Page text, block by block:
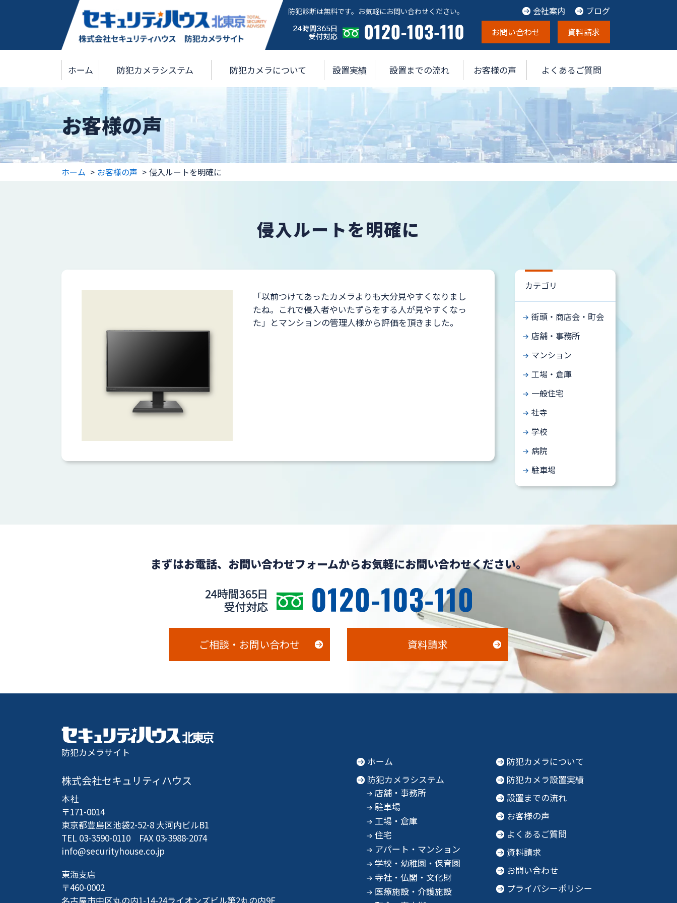
防犯診断は無料です。お気軽にお問い合わせください。 会社案内
ブログ
お問い合わせ
資料請求
ホーム 防犯カメラシステム 防犯カメラについて 設置実績 設置までの流れ お客様の声 よくあるご質問
お客様の声
ホーム お客様の声 侵入ルートを明確に
侵入ルートを明確に
「以前つけてあったカメラよりも大分見やすくなりまし
たね。これで侵入者やいたずらをする人が見やすくなっ
た」とマンションの管理人様から評価を頂きました。
カテゴリ
街頭・商店会・町会
店舗・事務所
マンション
工場・倉庫
一般住宅
社寺
学校
病院
駐車場
まずはお電話、お問い合わせフォームからお気軽にお問い合わせください。
ご相談・お問い合わせ 資料請求
防犯カメラサイト
株式会社セキュリティハウス
本社
〒171-0014
東京都豊島区池袋2-52-8 大河内ビルB1
TEL 03-3590-0110 FAX 03-3988-2074
info@securityhouse.co.jp
東海支店
〒460-0002
名古屋市中区丸の内1-14-24ライオンズビル第2丸の内9F
ホーム
防犯カメラシステム
店舗・事務所
駐車場
工場・倉庫
住宅
アパート・マンション
学校・幼稚園・保育園
寺社・仏閣・文化財
医療施設・介護施設
防犯カメラについて
防犯カメラ設置実績
設置までの流れ
お客様の声
よくあるご質問
資料請求
お問い合わせ
プライバシーポリシー